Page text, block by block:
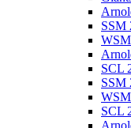
SSM
SCL
SSM
SCL